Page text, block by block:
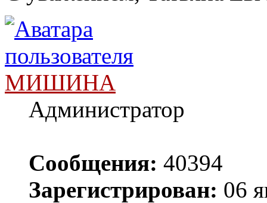
МИШИНА
Администратор
Сообщения: 40394
Зарегистрирован: 06